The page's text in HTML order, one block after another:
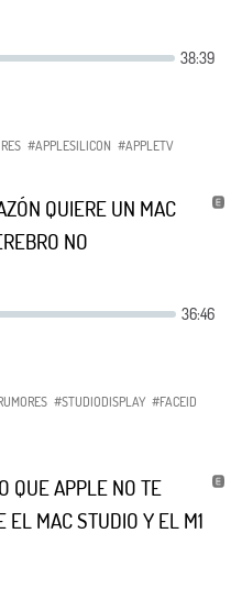
#APPLESILICON #APPLETV
QUIERE UN MAC
NO
#STUDIODISPLAY #FACEID
QUE APPLE NO TE
EL MAC STUDIO Y EL M1